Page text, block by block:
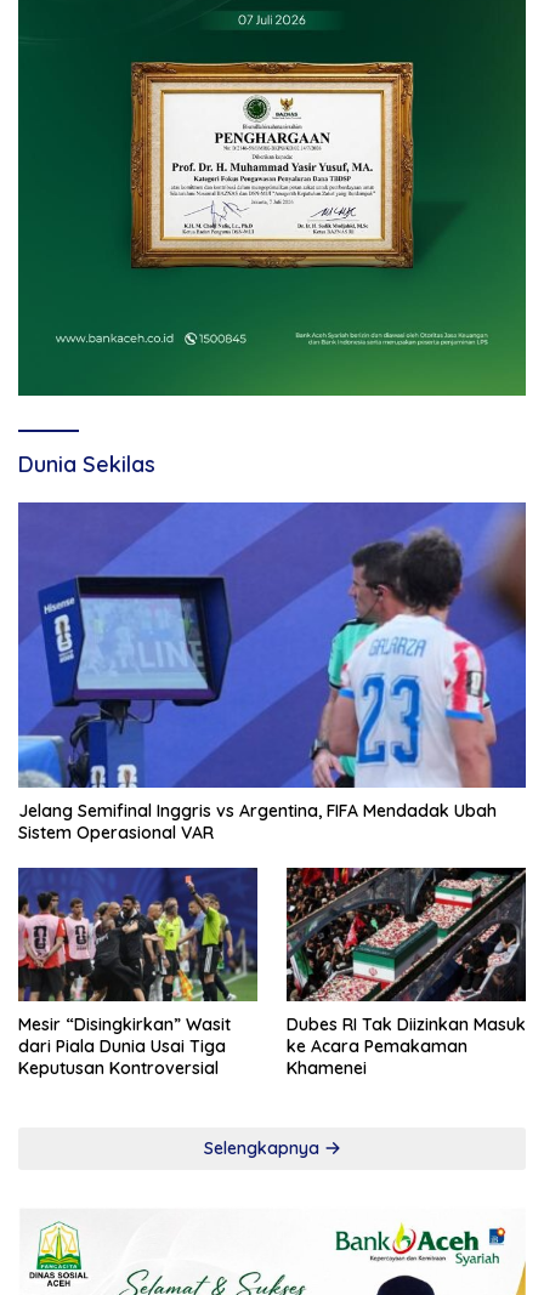
Dunia Sekilas
Jelang Semifinal Inggris vs Argentina, FIFA Mendadak Ubah
Sistem Operasional VAR
Mesir “Disingkirkan” Wasit
dari Piala Dunia Usai Tiga
Keputusan Kontroversial
Dubes RI Tak Diizinkan Masuk
ke Acara Pemakaman
Khamenei
Selengkapnya